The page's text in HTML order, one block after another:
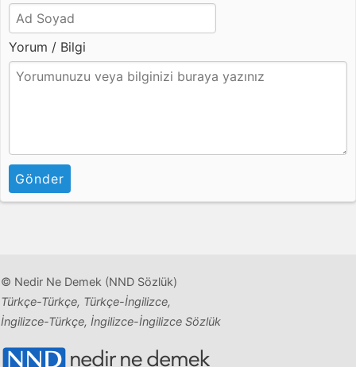
Yorum / Bilgi
Gönder
© Nedir Ne Demek (NND Sözlük)
Türkçe-Türkçe, Türkçe-İngilizce,
İngilizce-Türkçe, İngilizce-İngilizce Sözlük